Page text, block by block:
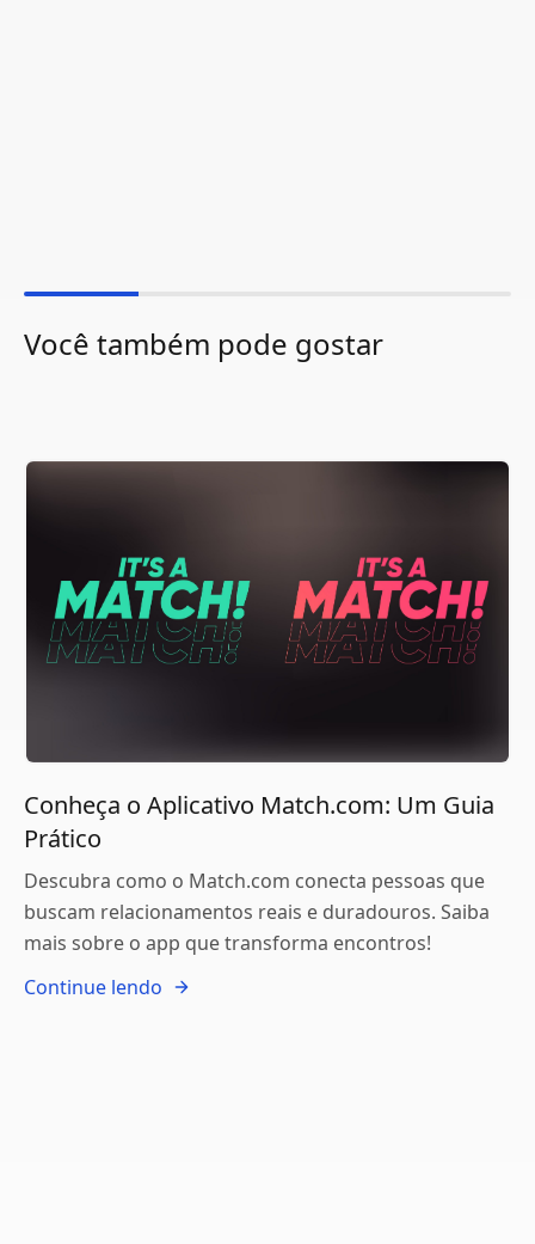
Você também pode gostar
Conheça o Aplicativo Match.com: Um Guia
Prático
Descubra como o Match.com conecta pessoas que
buscam relacionamentos reais e duradouros. Saiba
mais sobre o app que transforma encontros!
Continue lendo